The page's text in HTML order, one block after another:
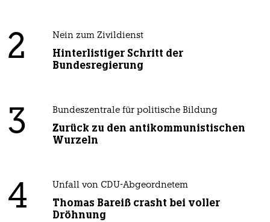
2 Nein zum Zivildienst
Hinterlistiger Schritt der
Bundesregierung
3 Bundeszentrale für politische Bildung
Zurück zu den antikommunistischen
Wurzeln
4 Unfall von CDU-Abgeordnetem
Thomas Bareiß crasht bei voller
Dröhnung